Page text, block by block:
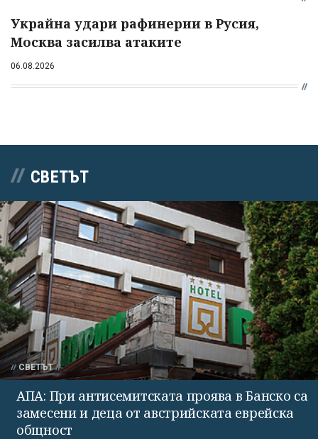
Украйна удари рафинерии в Русия,
Москва засилва атаките
06.08.2026
СВЕТЪТ
СВЕТЪТ
АПА: При антисемитската проява в Банско са
замесени и деца от австрийската еврейска
общност